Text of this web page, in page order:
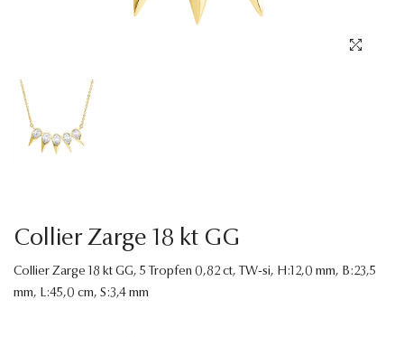
Collier Zarge 18 kt GG
Collier Zarge 18 kt GG, 5 Tropfen 0,82 ct, TW-si, H:12,0 mm, B:23,5
mm, L:45,0 cm, S:3,4 mm